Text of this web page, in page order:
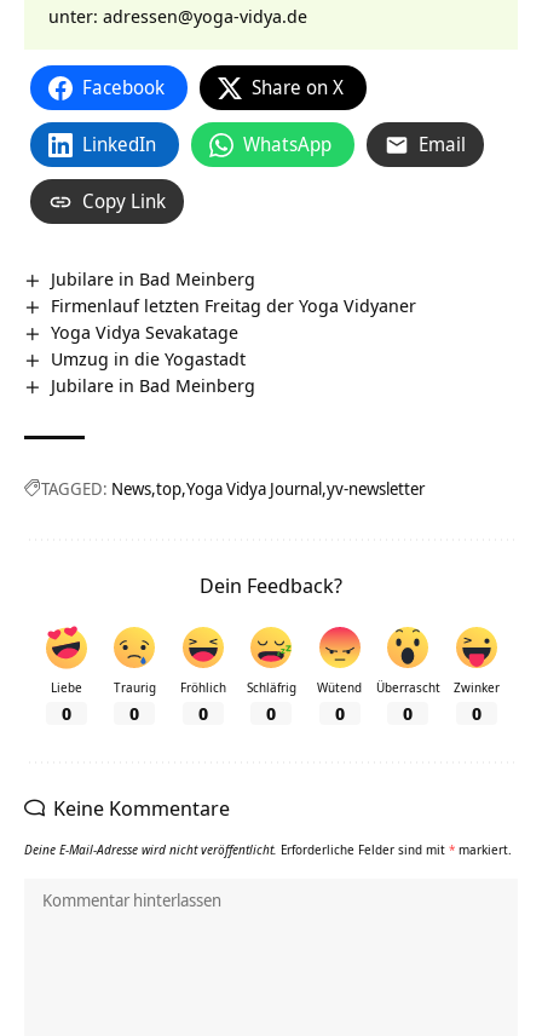
unter: adressen@yoga-vidya.de
Facebook Share on X
LinkedIn WhatsApp Email
Copy Link
Jubilare in Bad Meinberg
Firmenlauf letzten Freitag‏ der Yoga Vidyaner
Yoga Vidya Sevakatage
Umzug in die Yogastadt
Jubilare in Bad Meinberg
TAGGED: News top Yoga Vidya Journal yv-newsletter
Dein Feedback?
Liebe
0
Traurig
0
Fröhlich
0
Schläfrig
0
Wütend
0
Überrascht
0
Zwinker
0
Keine Kommentare
Deine E-Mail-Adresse wird nicht veröffentlicht. Erforderliche Felder sind mit * markiert.